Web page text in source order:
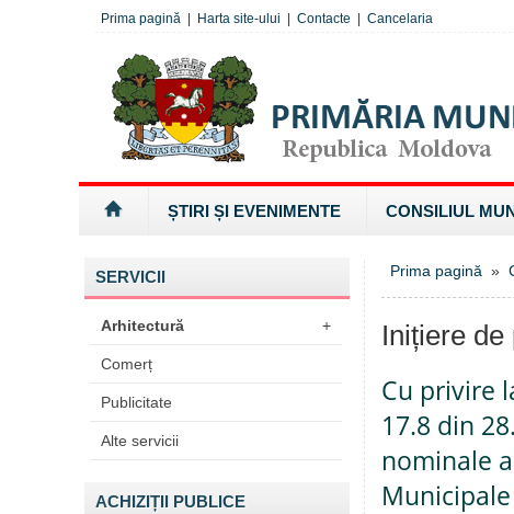
Prima pagină Harta site-ului Contacte Cancelaria
ȘTIRI ȘI EVENIMENTE CONSILIUL
SERVICII
Arhitectură +
Comerț
Publicitate
Alte servicii
ACHIZIȚII PUBLICE
Prima pagină »
Inițiere de
Cu privire
17.8 din
nominale